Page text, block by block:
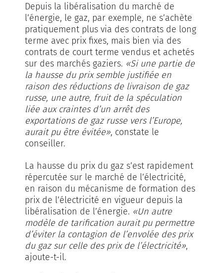
Depuis la libéralisation du marché de
l’énergie, le gaz, par exemple, ne s’achète
pratiquement plus via des contrats de long
terme avec prix fixes, mais bien via des
contrats de court terme vendus et achetés
sur des marchés gaziers. «Si une partie de
la hausse du prix semble justifiée en
raison des réductions de livraison de gaz
russe, une autre, fruit de la spéculation
liée aux craintes d’un arrêt des
exportations de gaz russe vers l’Europe,
aurait pu être évitée», constate le
conseiller.
La hausse du prix du gaz s’est rapidement
répercutée sur le marché de l’électricité,
en raison du mécanisme de formation des
prix de l’électricité en vigueur depuis la
libéralisation de l’énergie. «Un autre
modèle de tarification aurait pu permettre
d’éviter la contagion de l’envolée des prix
du gaz sur celle des prix de l’électricité»,
ajoute-t-il.